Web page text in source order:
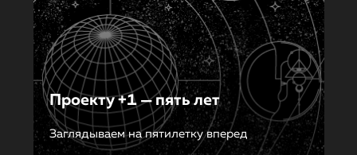
Проекту +1 — пять лет
Заглядываем на пятилетку вперед